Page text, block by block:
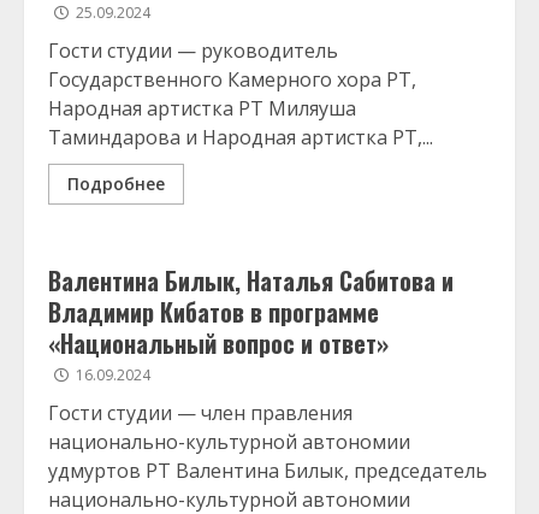
25.09.2024
Гости студии — руководитель
Государственного Камерного хора РТ,
Народная артистка РТ Миляуша
Таминдарова и Народная артистка РТ,...
Подробнее
Валентина Билык, Наталья Сабитова и
Владимир Кибатов в программе
«Национальный вопрос и ответ»
16.09.2024
Гости студии — член правления
национально-культурной автономии
удмуртов РТ Валентина Билык, председатель
национально-культурной автономии